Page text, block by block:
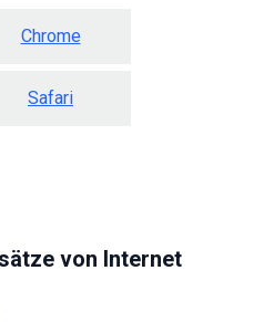
Chrome
Safari
von Internet